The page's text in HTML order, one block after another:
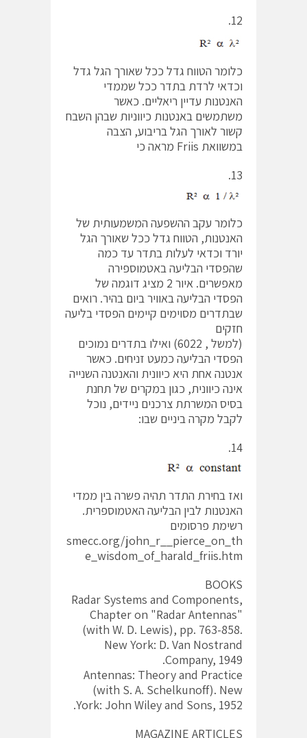
12.
כלומר הטווח גדל ככל שאורך הגל גדל
וכדאי לרדת בתדר ככל שממדי
האנטנות עדיין ריאליים. כאשר
משתמשים באנטנות כיווניות שבהן השבח
קשור לאורך הגל בריבוע, הצבה
במשוואת Friis מראה כי
13.
כלומר עקב ההשפעה המשמעותית של
האנטנות, הטווח גדל ככל שאורך הגל
יורד וכדאי לעלות בתדר עד כמה
שהפסדי הבליעה באטמוספירה
מאפשרים. איור 2 מציג דוגמה של
הפסדי הבליעה באוויר ביום בהיר. רואים
שבתדרים מסוימים קיימים הפסדי בליעה
חזקים
(למשל , 6022) ואילו בתדרים נמוכים
הפסדי הבליעה כמעט זניחים. כאשר
אנטנה אחת היא כיוונית והאנטנה השנייה
אינה כיוונית, כגון במקרים של תחנת
בסיס המשרתת צרכנים ניידים, נוכל
לקבל מקרה ביניים שבו:
14.
ואז בחירת התדר תהיה פשרה בין ממדי
האנטנות לבין הבליעה האטמוספרית.
רשימת פרסומים
smecc.org/john_r__pierce_on_th
e_wisdom_of_harald_friis.htm
BOOKS
Radar Systems and Components,
Chapter on "Radar Antennas"
(with W. D. Lewis), pp. 763-858.
New York: D. Van Nostrand
Company, 1949.
Antennas: Theory and Practice
(with S. A. Schelkunoff). New
York: John Wiley and Sons, 1952.
MAGAZINE ARTICLES